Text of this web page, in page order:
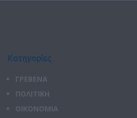
Κατηγορίες
ΓΡΕΒΕΝΑ
ΠΟΛΙΤΙΚΗ
ΟΙΚΟΝΟΜΙΑ